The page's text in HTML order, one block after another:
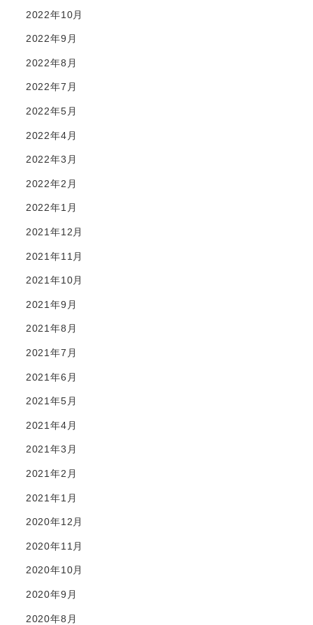
2022年10月
2022年9月
2022年8月
2022年7月
2022年5月
2022年4月
2022年3月
2022年2月
2022年1月
2021年12月
2021年11月
2021年10月
2021年9月
2021年8月
2021年7月
2021年6月
2021年5月
2021年4月
2021年3月
2021年2月
2021年1月
2020年12月
2020年11月
2020年10月
2020年9月
2020年8月